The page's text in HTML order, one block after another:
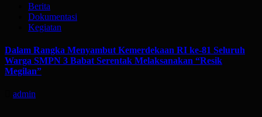
Berita
Dokumentasi
Kegiatan
Dalam Rangka Menyambut Kemerdekaan RI ke-81 Seluruh
Warga SMPN 3 Babat Serentak Melaksanakan “Resik
Megilan”
admin